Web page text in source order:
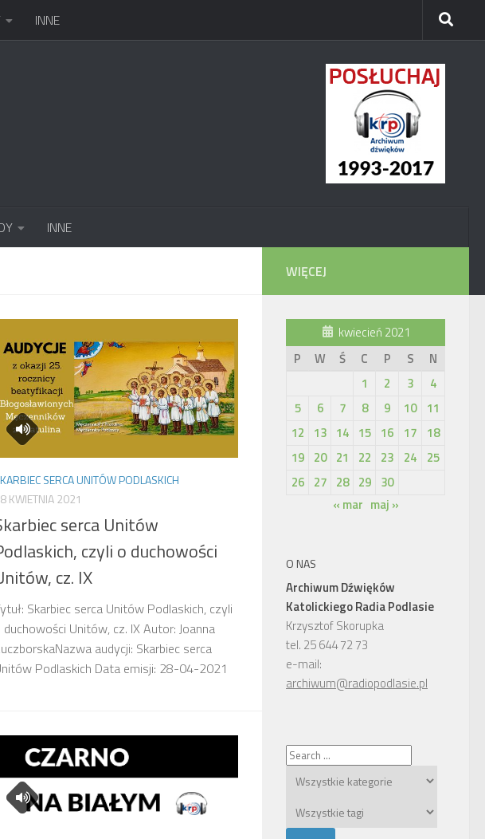
INNE
INNE
SERCA UNITÓW PODLASKICH
KWIETNIA 2021
serca Unitów
czyli o duchowości
cz. IX
Skarbiec serca Unitów Podlaskich, czyli
duchowości Unitów, cz. IX Autor: Joanna
audycji: Skarbiec serca
Podlaskich Data emisji: 28-04-2021
WIĘCEJ
kwiecień 2021
P
W Ś C P S
N
1
2 3
4
5
6 7 8 9 10
11
12
13 14 15 16 17
18
19 20 21 22 23 24
25
26 27 28 29 30
« mar maj »
O NAS
Archiwum Dźwięków
Katolickiego Radia Podlasie
Krzysztof Skorupka
tel. 25 644 72 73
e-mail:
archiwum@radiopodlasie.pl